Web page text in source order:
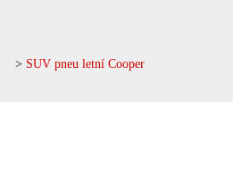
> SUV pneu letní Cooper